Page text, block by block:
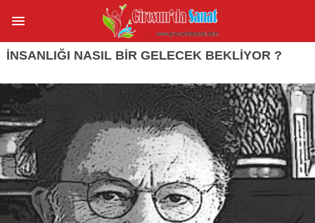
İNSANLIĞI NASIL BİR GELECEK BEKLİYOR ?